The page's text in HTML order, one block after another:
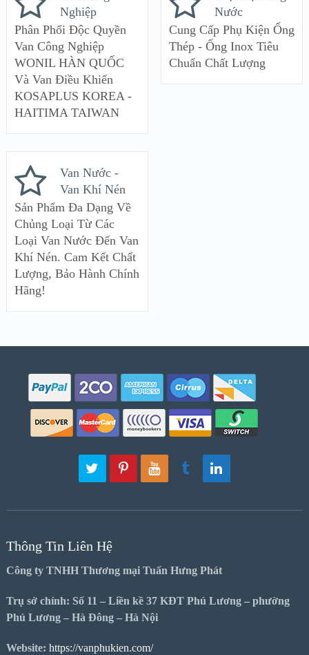
Nghiệp
Phân Phối Độc Quyền
Van Công Nghiệp
WONIL HÀN QUỐC
Và Van Điều Khiển
KOSAPLUS KOREA -
HAITIMA TAIWAN
Nước
Cung Cấp Phụ Kiện Ống
Thép - Ống Inox Tiêu
Chuẩn Chất Lượng
Van Nước -
Van Khí Nén
Sản Phẩm Đa Dạng Về
Chủng Loại Từ Các
Loại Van Nước Đến Van
Khí Nén. Cam Kết Chất
Lượng, Bảo Hành Chính
Hãng!
Thông Tin Liên Hệ
Công ty TNHH Thương mại Tuấn Hưng Phát
Trụ sở chính: Số 11 – Liền kề 37 KĐT Phú Lương – phường
Phú Lương – Hà Đông – Hà Nội
Website: https://vanphukien.com/